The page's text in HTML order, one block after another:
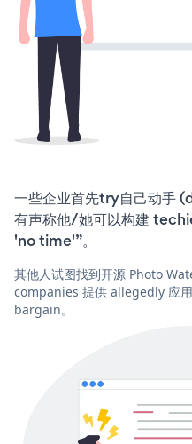
一些企业首先try自己动手
有声称他/她可以构建
'no time'”。
其他人试图找到开源 Photo
companies 提供 allegedly 应
bargain。